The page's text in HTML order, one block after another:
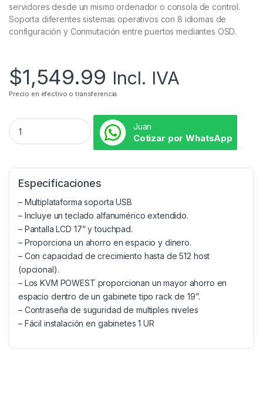
servidores desde un mismo ordenador o consola de control.
Soporta diferentes sistemas operativos con 8 idiomas de
configuración y Conmutación entre puertos mediantes OSD.
$1,549.99 Incl. IVA
Precio en efectivo o transferencia
Juan
Cotizar por WhatsApp
Especificaciones
– Multiplataforma soporta USB
– Incluye un teclado alfanumérico extendido.
– Pantalla LCD 17” y touchpad.
– Proporciona un ahorro en espacio y dinero.
– Con capacidad de crecimiento hasta de 512 host
(opcional).
– Los KVM POWEST proporcionan un mayor ahorro en
espacio dentro de un gabinete tipo rack de 19”.
– Contraseña de suguridad de multiples niveles
– Fácil instalación en gabinetes 1 UR